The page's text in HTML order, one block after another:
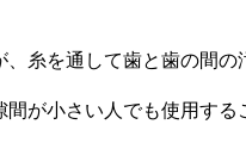
糸を通して歯と歯の間
が小さい人でも使用する